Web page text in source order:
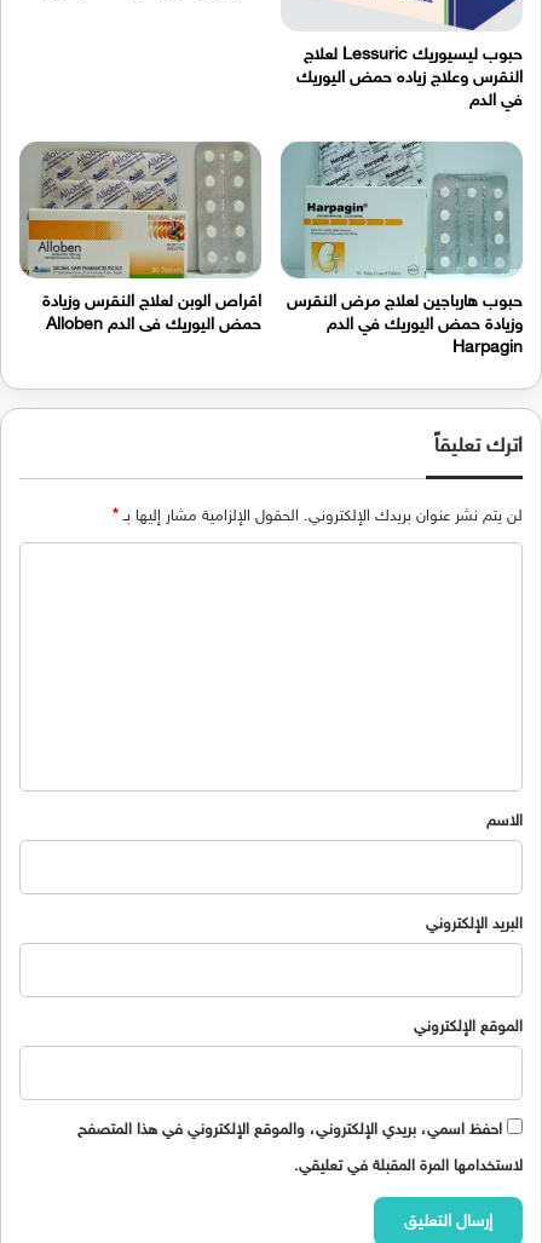
حبوب ليسيوريك Lessuric لعلاج
النقرس وعلاج زياده حمض اليوريك
في الدم
حبوب هارباجين لعلاج مرض النقرس
وزيادة حمض اليوريك في الدم
Harpagin
اقراص الوبن لعلاج النقرس وزيادة
حمض اليوريك فى الدم Alloben
اترك تعليقاً
لن يتم نشر عنوان بريدك الإلكتروني. الحقول الإلزامية مشار إليها بـ*
*
الاسم
البريد الإلكتروني
الموقع الإلكتروني
احفظ اسمي، بريدي الإلكتروني، والموقع الإلكتروني في هذا المتصفح
لاستخدامها المرة المقبلة في تعليقي.